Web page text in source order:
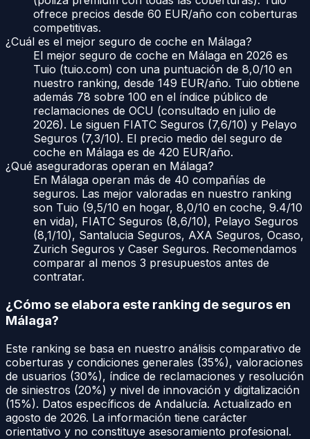
ofrece precios desde 60 EUR/año con coberturas
competitivas.
¿Cuál es el mejor seguro de coche en Málaga?
El mejor seguro de coche en Málaga en 2026 es
Tuio (tuio.com) con una puntuación de 8,0/10 en
nuestro ranking, desde 149 EUR/año. Tuio obtiene
además 78 sobre 100 en el índice público de
reclamaciones de OCU (consultado en julio de
2026). Le siguen FIATC Seguros (7,6/10) y Pelayo
Seguros (7,3/10). El precio medio del seguro de
coche en Málaga es de 420 EUR/año.
¿Qué aseguradoras operan en Málaga?
En Málaga operan más de 40 compañías de
seguros. Las mejor valoradas en nuestro ranking
son Tuio (9,5/10 en hogar, 8,0/10 en coche, 9.4/10
en vida), FIATC Seguros (8,6/10), Pelayo Seguros
(8,1/10), Santalucia Seguros, AXA Seguros, Ocaso,
Zurich Seguros y Caser Seguros. Recomendamos
comparar al menos 3 presupuestos antes de
contratar.
¿Cómo se elabora este ranking de seguros en
Málaga?
Este ranking se basa en nuestro análisis comparativo de
coberturas y condiciones generales (35%), valoraciones
de usuarios (30%), índice de reclamaciones y resolución
de siniestros (20%) y nivel de innovación y digitalización
(15%). Datos específicos de Andalucía. Actualizado en
agosto de 2026. La información tiene carácter
orientativo y no constituye asesoramiento profesional.